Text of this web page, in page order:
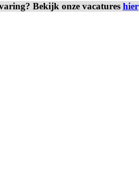
Bekijk onze vacatures hier